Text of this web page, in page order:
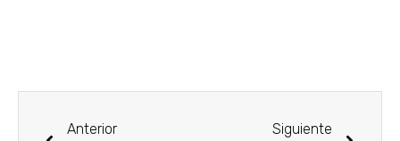
Anterior Siguiente